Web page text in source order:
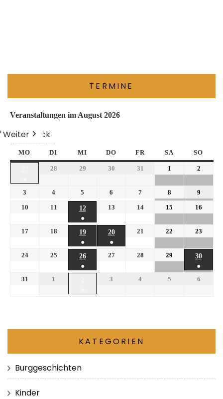
TERMINE
Veranstaltungen im August 2026
Zurück
Heute
Weiter
MO DI MI DO FR SA SO
28 29 30 31 1 2
3 4 5 6 7 8
9
10
11
12
●
13 14 15 16
17 18
19
●
20
●
21 22 23
24 25
26
●
27 28 29
30
●
31 1 3 4 5 6
KATEGORIEN
Burggeschichten
Kinder